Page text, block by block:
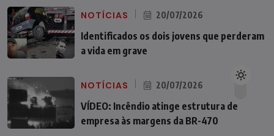
NOTÍCIAS 20/07/2026
Identificados os dois jovens que perderam
a vida em grave
NOTÍCIAS 20/07/2026
VÍDEO: Incêndio atinge estrutura de
empresa às margens da BR-470